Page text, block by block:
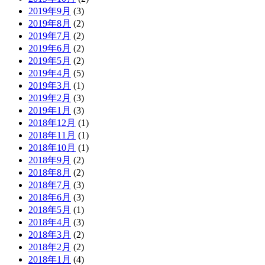
2019年9月 (3)
2019年8月 (2)
2019年7月 (2)
2019年6月 (2)
2019年5月 (2)
2019年4月 (5)
2019年3月 (1)
2019年2月 (3)
2019年1月 (3)
2018年12月 (1)
2018年11月 (1)
2018年10月 (1)
2018年9月 (2)
2018年8月 (2)
2018年7月 (3)
2018年6月 (3)
2018年5月 (1)
2018年4月 (3)
2018年3月 (2)
2018年2月 (2)
2018年1月 (4)